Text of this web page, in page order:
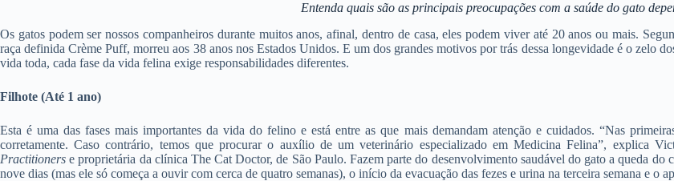
Entenda quais são as principais preocupações com a saúde do gato
Os gatos podem ser nossos companheiros durante muitos anos, afinal, dentro de casa, eles podem viver até 20 anos ou mais.
raça definida Crème Puff, morreu aos 38 anos nos Estados Unidos. E um dos grandes motivos por trás dessa longevidade é o zelo
vida toda, cada fase da vida felina exige responsabilidades diferentes.
Filhote (Até 1 ano)
Esta é uma das fases mais importantes da vida do felino e está entre as que mais demandam atenção e cuidados. “Nas
corretamente. Caso contrário, temos que procurar o auxílio de um veterinário especializado em Medicina Felina”, explica
Practitioners e proprietária da clínica The Cat Doctor, de São Paulo. Fazem parte do desenvolvimento saudável do gato a queda
nove dias (mas ele só começa a ouvir com cerca de quatro semanas), o início da evacuação das fezes e urina na terceira semana e o